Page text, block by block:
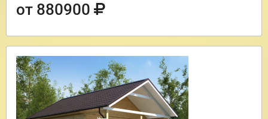
от 880900